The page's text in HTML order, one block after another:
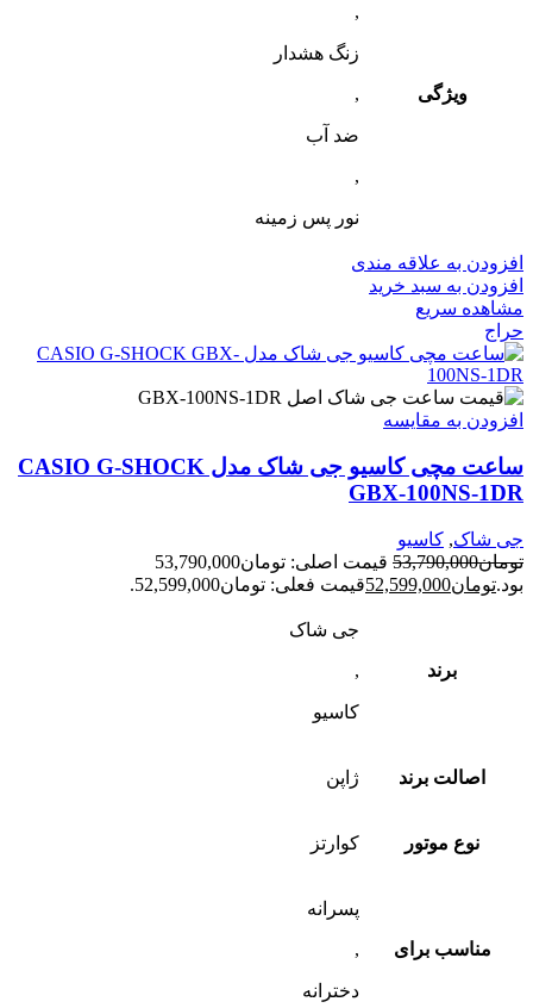
ویژگی
,
زنگ هشدار
,
ضد آب
,
نور پس زمینه
افزودن به علاقه مندی
افزودن به سبد خرید
مشاهده سریع
حراج
افزودن به مقایسه
ساعت مچی کاسیو جی شاک مدل CASIO G-SHOCK
GBX-100NS-1DR
جی شاک, کاسیو
تومان53,790,000
قیمت اصلی: تومان53,790,000
بود.تومان52,599,000قیمت فعلی: تومان52,599,000.
برند
جی شاک
,
کاسیو
اصالت برند ژاپن
نوع موتور کوارتز
مناسب برای
پسرانه
,
دخترانه